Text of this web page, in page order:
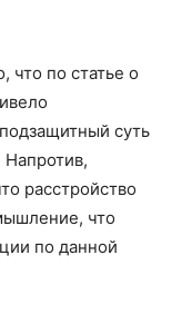
что по статье о
суть
расстройство
что
по данной